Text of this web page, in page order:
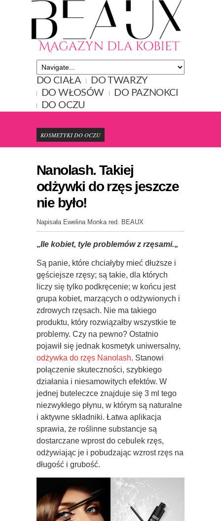
DO CIAŁA
DO TWARZY
DO WŁOSÓW
DO PAZNOKCI
DO OCZU
KOSMETYKI DO OCZU
Nanolash. Takiej
odżywki do rzęs jeszcze
nie było!
Napisała Ewelina Monka red. BEAUX
„Ile kobiet, tyle problemów z rzęsami.„
Są panie, które chciałyby mieć dłuższe i
gęściejsze rzęsy; są takie, dla których
liczy się tylko podkręcenie; w końcu jest
grupa kobiet, marzących o odżywionych i
zdrowych rzęsach. Nie ma takiego
produktu, który rozwiązałby wszystkie te
problemy. Czy na pewno? Ostatnio
pojawił się jednak kosmetyk uniwersalny,
odżywka do rzęs Nanolash. Stanowi
połączenie skuteczności, szybkiego
działania i niesamowitych efektów. W
jednej buteleczce znajduje się 3 ml tego
niezwykłego płynu, w którym są naturalne
i aktywne składniki. Łatwa aplikacja
sprawia, że roślinne substancje są
dostarczane wprost do cebulek rzęs,
odżywiając je i pobudzając wzrost rzęs na
długość i grubość.